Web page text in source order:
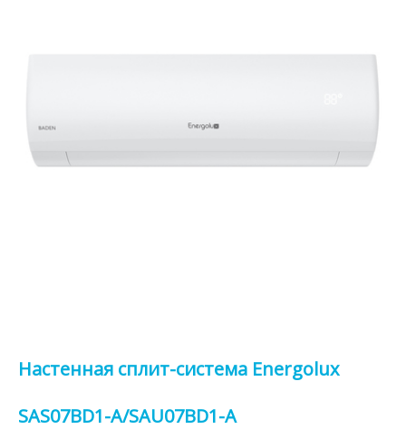
Настенная сплит-система Energolux
SAS07BD1-A/SAU07BD1-A